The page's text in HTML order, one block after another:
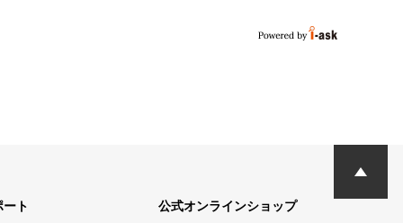
ート 公式オンラインショップ